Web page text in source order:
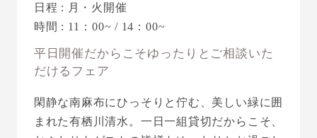
日程 : 月・火開催
時間 : 11：00~ / 14：00~
平日開催だからこそゆったりとご相談いた
だけるフェア
閑静な南麻布にひっそりと佇む、美しい緑に囲
まれた有栖川清水。一日一組貸切だからこそ、